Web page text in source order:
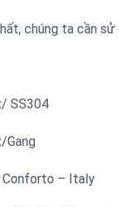
chúng ta cần sử
SS304
Gang
Conforto – Italy